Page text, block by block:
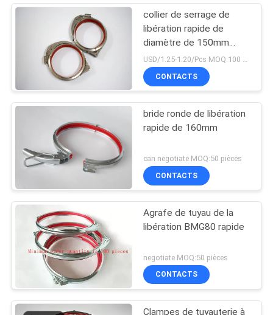
collier de serrage de
libération rapide de
diamètre de 150mm
avec la poignée pour le
conduit de Connnected
CONTACTS
bride ronde de libération
rapide de 160mm
can negotiate MOQ:50 pièces
CONTACTS
Agrafe de tuyau de la
libération BMG80 rapide
negotiate MOQ:50 pièces
CONTACTS
Clampes de tuyauterie à